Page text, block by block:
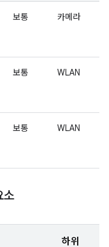
보통 카메라
보통 WLAN
보통 WLAN
소
하위